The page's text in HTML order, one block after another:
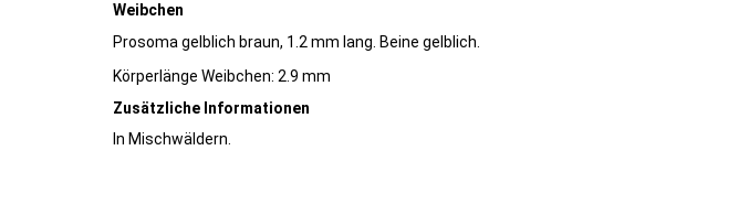
Weibchen
Prosoma gelblich braun, 1.2 mm lang. Beine gelblich.
Körperlänge Weibchen: 2.9 mm
Zusätzliche Informationen
In Mischwäldern.